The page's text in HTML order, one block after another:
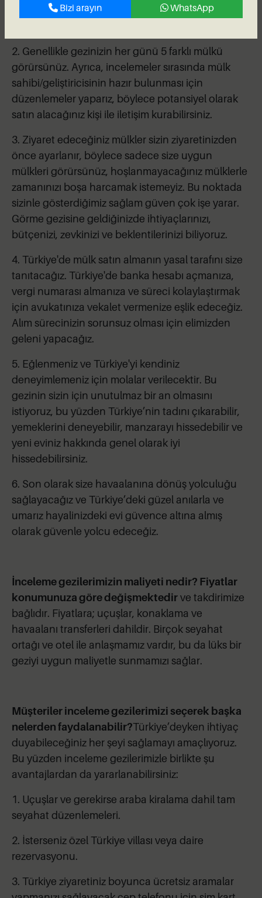
yok, Türkiye'ye indiğinizde sizi karşılamak için birini
2. Genellikle gezinizin her günü 5 farklı mülkü
görürsünüz. Ayrıca, incelemeler sırasında mülk
sahibi/geliştiricisinin hazır bulunması için
düzenlemeler yaparız, böylece potansiyel olarak
satın alacağınız kişi ile iletişim kurabilirsiniz.
3. Ziyaret edeceğiniz mülkler sizin ziyaretinizden
önce ayarlanır, böylece sadece size uygun
mülkleri görürsünüz, hoşlanmayacağınız mülklerle
zamanınızı boşa harcamak istemeyiz. Bu noktada
sizinle gösterdiğimiz sağlam güven çok işe yarar.
Görme gezisine geldiğinizde ihtiyaçlarınızı,
bütçenizi, zevkinizi ve beklentilerinizi biliyoruz.
4. Türkiye'de mülk satın almanın yasal tarafını size
tanıtacağız. Türkiye'de banka hesabı açmanıza,
vergi numarası almanıza ve süreci kolaylaştırmak
için avukatınıza vekalet vermenize eşlik edeceğiz.
Alım sürecinizin sorunsuz olması için elimizden
geleni yapacağız.
5. Eğlenmeniz ve Türkiye'yi kendiniz
deneyimlemeniz için molalar verilecektir. Bu
gezinin sizin için unutulmaz bir an olmasını
istiyoruz, bu yüzden Türkiye’nin tadını çıkarabilir,
yemeklerini deneyebilir, manzarayı hissedebilir ve
yeni eviniz hakkında genel olarak iyi
hissedebilirsiniz.
6. Son olarak size havaalanına dönüş yolculuğu
sağlayacağız ve Türkiye’deki güzel anılarla ve
umarız hayalinizdeki evi güvence altına almış
olarak güvenle yolcu edeceğiz.
İnceleme gezilerimizin maliyeti nedir? Fiyatlar
konumunuza göre değişmektedirve takdirimize
bağlıdır. Fiyatlara; uçuşlar, konaklama ve
havaalanı transferleri dahildir. Birçok seyahat
ortağı ve otel ile anlaşmamız vardır, bu da lüks bir
geziyi uygun maliyetle sunmamızı sağlar.
Müşteriler inceleme gezilerimizi seçerek başka
nelerden faydalanabilir?Türkiye’deyken ihtiyaç
duyabileceğiniz her şeyi sağlamayı amaçlıyoruz.
Bu yüzden inceleme gezilerimizle birlikte şu
avantajlardan da yararlanabilirsiniz:
1. Uçuşlar ve gerekirse araba kiralama dahil tam
seyahat düzenlemeleri.
2. İsterseniz özel Türkiye villası veya daire
rezervasyonu.
3. Türkiye ziyaretiniz boyunca ücretsiz aramalar
Bizi arayın WhatsApp